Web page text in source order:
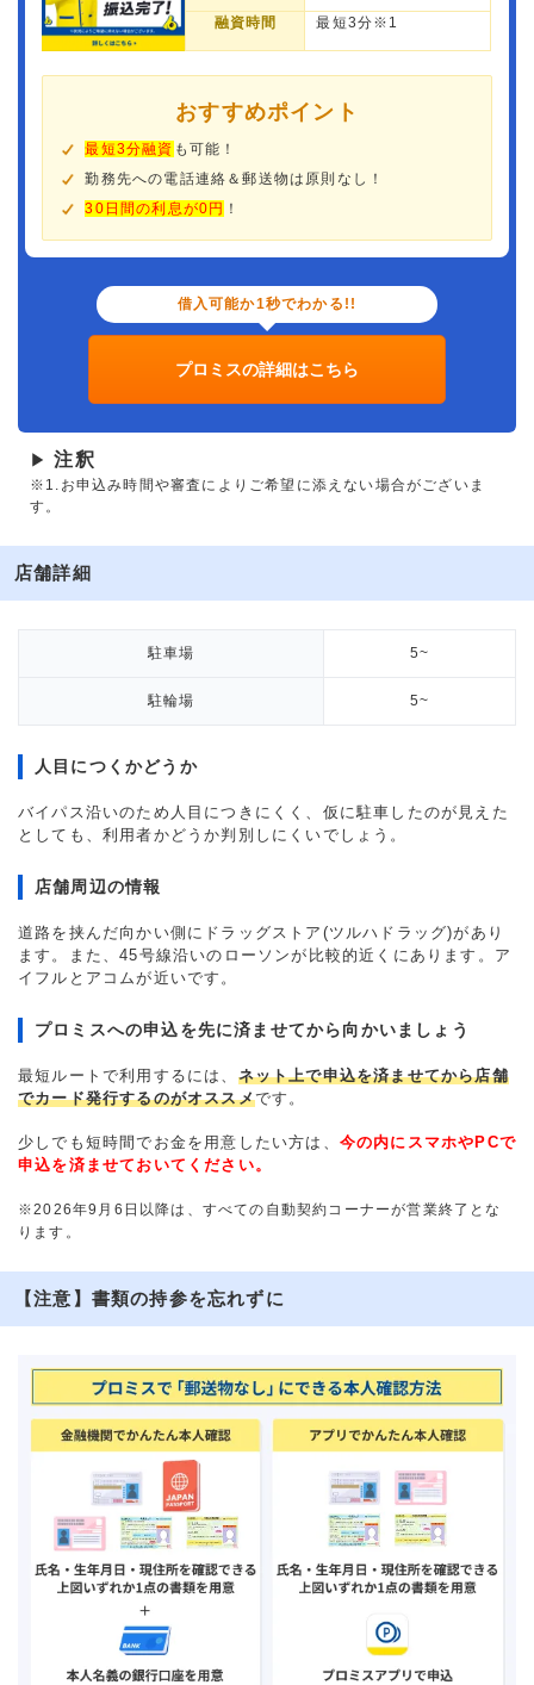
融資時間 最短3分※1
おすすめポイント
最短3分融資 も可能！
勤務先への電話連絡＆郵送物は原則なし！
30日間の利息が0円 ！
借入可能か1秒でわかる!!
プロミスの詳細はこちら
▶ 注釈
※1.お申込み時間や審査によりご希望に添えない場合がございま
す。
店舗詳細
駐車場 5~
駐輪場 5~
人目につくかどうか
バイパス沿いのため人目につきにくく、仮に駐車したのが見えた
としても、利用者かどうか判別しにくいでしょう。
店舗周辺の情報
道路を挟んだ向かい側にドラッグストア(ツルハドラッグ)があり
ます。また、45号線沿いのローソンが比較的近くにあります。ア
イフルとアコムが近いです。
プロミスへの申込を先に済ませてから向かいましょう
最短ルートで利用するには、 ネット上で申込を済ませてから店舗
でカード発行するのがオススメです。
少しでも短時間でお金を用意したい方は、 今の内にスマホやPCで
申込を済ませておいてください。
※2026年9月6日以降は、すべての自動契約コーナーが営業終了とな
ります。
【注意】書類の持参を忘れずに